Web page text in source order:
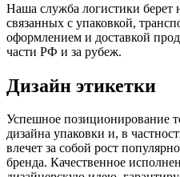
Наша служба логистики берет
связанных с упаковкой,
оформлением и доставкой
части РФ и за рубеж.
Дизайн этикетки
Успешное позиционирование
дизайна упаковки и, в
влечет за собой рост
бренда. Качественное